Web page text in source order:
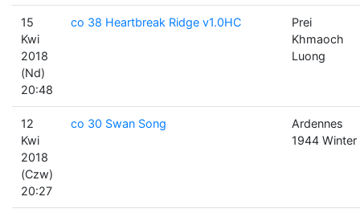
15
Kwi
2018
(Nd)
20:48
co 38 Heartbreak Ridge v1.0HC
Prei
Khmaoch
Luong
12
Kwi
2018
(Czw)
20:27
co 30 Swan Song
Ardennes
1944 Winter